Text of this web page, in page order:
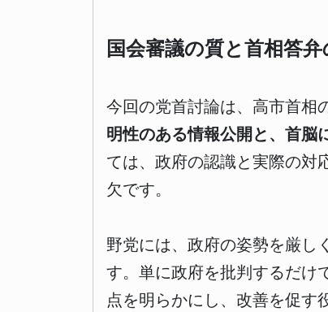
国会審議の質と首相答
今回の党首討論は、高市首相
明性のある情報公開と、首脳
ては、政府の認識と実際の対
欠です。
野党には、政府の姿勢を厳し
す。単に政府を批判するだけ
点を明らかにし、改善を促す